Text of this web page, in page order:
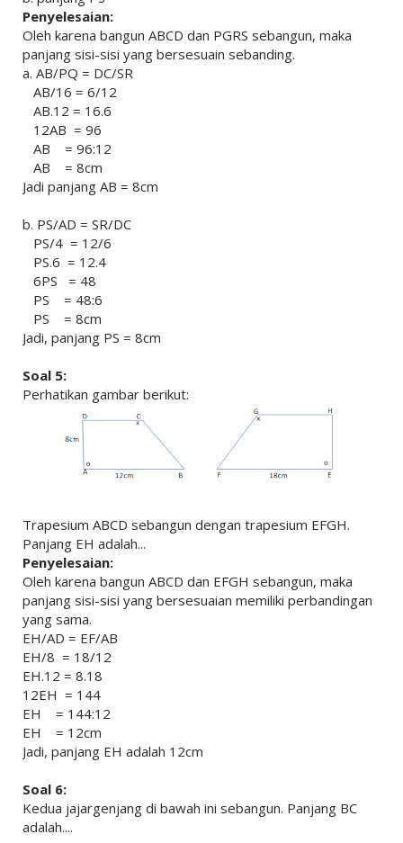
Penyelesaian:
Oleh karena bangun ABCD dan PGRS sebangun, maka
panjang sisi-sisi yang bersesuain sebanding.
a. AB/PQ = DC/SR
AB/16 = 6/12
AB.12 = 16.6
12AB = 96
AB = 96:12
AB = 8cm
Jadi panjang AB = 8cm
b. PS/AD = SR/DC
PS/4 = 12/6
PS.6 = 12.4
6PS = 48
PS = 48:6
PS = 8cm
Jadi, panjang PS = 8cm
Soal 5:
Perhatikan gambar berikut:
Trapesium ABCD sebangun dengan trapesium EFGH.
Panjang EH adalah...
Penyelesaian:
Oleh karena bangun ABCD dan EFGH sebangun, maka
panjang sisi-sisi yang bersesuaian memiliki perbandingan
yang sama.
EH/AD = EF/AB
EH/8 = 18/12
EH.12 = 8.18
12EH = 144
EH = 144:12
EH = 12cm
Jadi, panjang EH adalah 12cm
Soal 6:
Kedua jajargenjang di bawah ini sebangun. Panjang BC
adalah....